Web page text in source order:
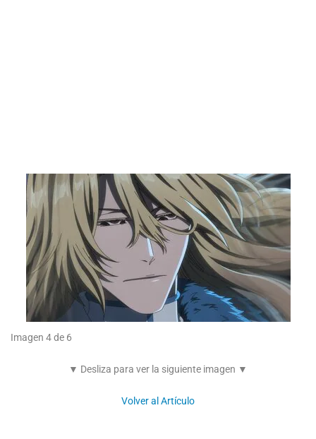
Imagen 4 de 6
▼ Desliza para ver la siguiente imagen ▼
Volver al Artículo